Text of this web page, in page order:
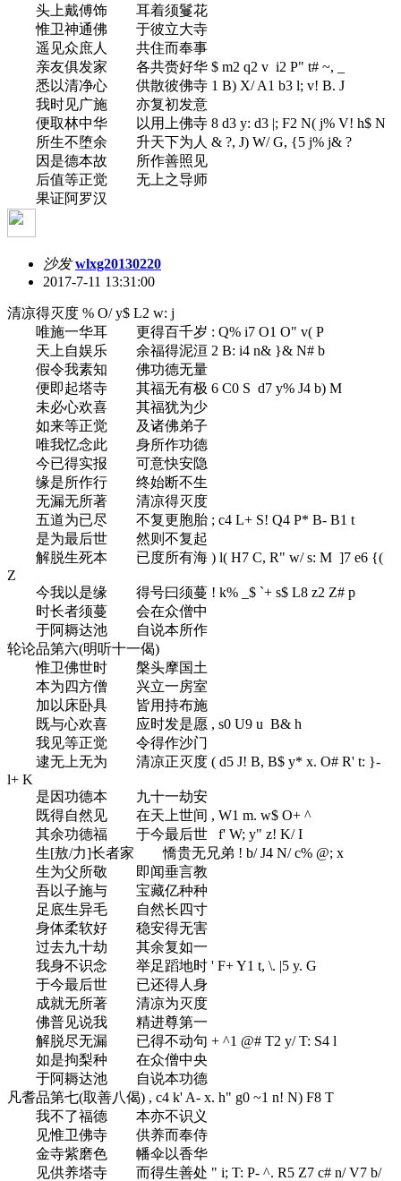
头上戴傅饰 耳着须鬘花
惟卫神通佛 于彼立大寺
遥见众庶人 共住而奉事
亲友俱发家 各共赍好华 $ m2 q2 v i2 P" t# ~, _
悉以清净心 供散彼佛寺 1 B) X/ A1 b3 l; v! B. J
我时见广施 亦复初发意
便取林中华 以用上佛寺 8 d3 y: d3 |; F2 N( j% V! h$ N
所生不堕余 升天下为人 & ?, J) W/ G, {5 j% j& ?
因是德本故 所作善照见
后值等正觉 无上之导师
果证阿罗汉
沙发 wlxg20130220
2017-7-11 13:31:00
清凉得灭度 % O/ y$ L2 w: j
唯施一华耳 更得百千岁 : Q% i7 O1 O" v( P
天上自娱乐 余福得泥洹 2 B: i4 n& }& N# b
假令我素知 佛功德无量
便即起塔寺 其福无有极 6 C0 S d7 y% J4 b) M
未必心欢喜 其福犹为少
如来等正觉 及诸佛弟子
唯我忆念此 身所作功德
今已得实报 可意快安隐
缘是所作行 终始断不生
无漏无所著 清凉得灭度
五道为已尽 不复更胞胎 ; c4 L+ S! Q4 P* B- B1 t
是为最后世 然则不复起
解脱生死本 已度所有海 ) l( H7 C, R" w/ s: M ]7 e6 {(
Z
今我以是缘 得号曰须蔓 ! k% _$ `+ s$ L8 z2 Z# p
时长者须蔓 会在众僧中
于阿耨达池 自说本所作
轮论品第六(明听十一偈)
惟卫佛世时 槃头摩国土
本为四方僧 兴立一房室
加以床卧具 皆用持布施
既与心欢喜 应时发是愿 , s0 U9 u B& h
我见等正觉 令得作沙门
逮无上无为 清凉正灭度 ( d5 J! B, B$ y* x. O# R' t: }-
l+ K
是因功德本 九十一劫安
既得自然见 在天上世间 , W1 m. w$ O+ ^
其余功德福 于今最后世
f' W; y" z! K/ I
生[敖/力]长者家 憍贵无兄弟 ! b/ J4 N/ c% @; x
生为父所敬 即闻垂言教
吾以子施与 宝藏亿种种
足底生异毛 自然长四寸
身体柔软好 稳安得无害
过去九十劫 其余复如一
我身不识念 举足蹈地时 ' F+ Y1 t, \. |5 y. G
于今最后世 已还得人身
成就无所著 清凉为灭度
佛普见说我 精进尊第一
解脱尽无漏 已得不动句 + ^1 @# T2 y/ T: S4 l
如是拘梨种 在众僧中央
于阿耨达池 自说本功德
凡耆品第七(取善八偈) , c4 k' A- x. h" g0 ~1 n! N) F8 T
我不了福德 本亦不识义
见惟卫佛寺 供养而奉侍
金寺紫磨色 幡伞以香华
见供养塔寺 而得生善处 " i; T: P- ^. R5 Z7 c# n/ V7 b/